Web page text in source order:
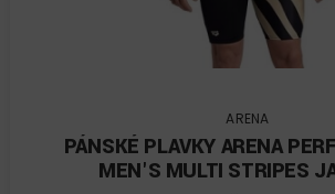
ARENA
PÁNSKÉ PLAVKY ARENA
MEN'S MULTI STRIPES